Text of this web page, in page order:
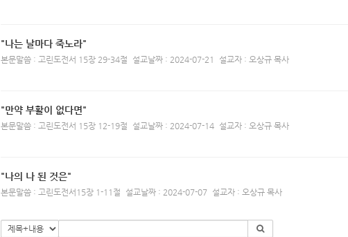
"나는 날마다 죽노라"
본문말씀 : 고린도전서 15장 29-34절 설교날짜 : 2024-07-21 설교자 : 오상규 목사
"만약 부활이 없다면"
본문말씀 : 고린도전서 15장 12-19절 설교날짜 : 2024-07-14 설교자 : 오상규 목사
"나의 나 된 것은"
본문말씀 : 고린도전서15장 1-11절 설교날짜 : 2024-07-07 설교자 : 오상규 목사